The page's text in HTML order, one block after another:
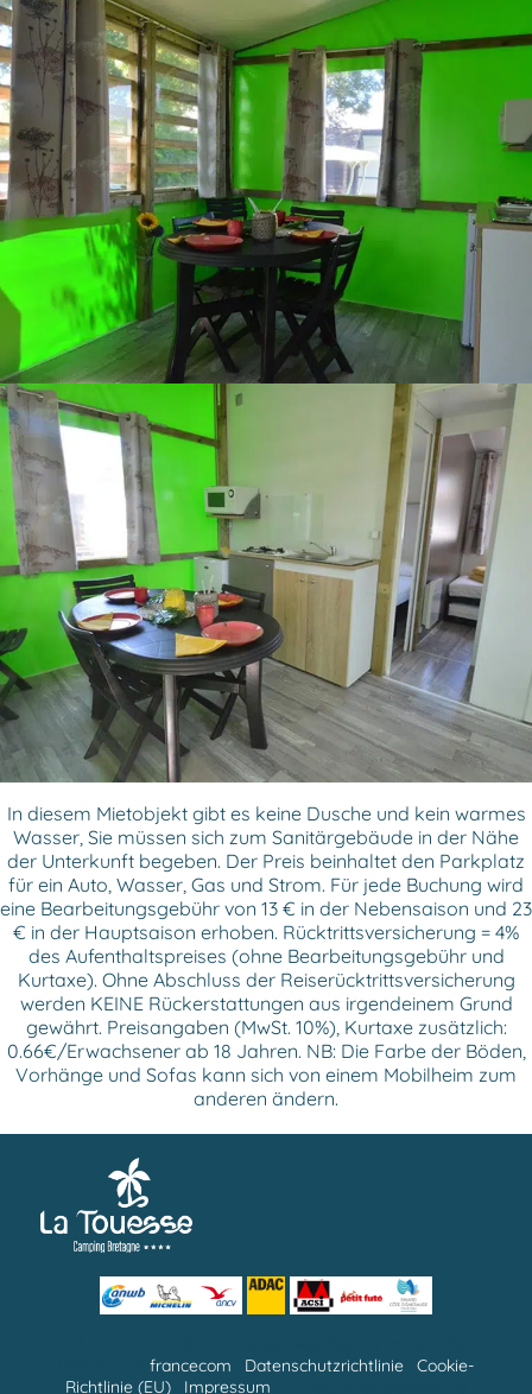
In diesem Mietobjekt gibt es keine Dusche und kein warmes
Wasser, Sie müssen sich zum Sanitärgebäude in der Nähe
der Unterkunft begeben. Der Preis beinhaltet den Parkplatz
für ein Auto, Wasser, Gas und Strom. Für jede Buchung wird
eine Bearbeitungsgebühr von 13 € in der Nebensaison und 23
€ in der Hauptsaison erhoben. Rücktrittsversicherung = 4%
des Aufenthaltspreises (ohne Bearbeitungsgebühr und
Kurtaxe). Ohne Abschluss der Reiserücktrittsversicherung
werden KEINE Rückerstattungen aus irgendeinem Grund
gewährt. Preisangaben (MwSt. 10%), Kurtaxe zusätzlich:
0.66€/Erwachsener ab 18 Jahren. NB: Die Farbe der Böden,
Vorhänge und Sofas kann sich von einem Mobilheim zum
anderen ändern.
francecom Datenschutzrichtlinie
Cookie-
Richtlinie (EU)
Impressum